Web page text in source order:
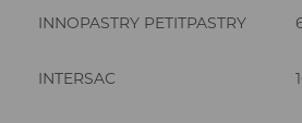
INNOPASTRY PETITPASTRY
INTERSAC